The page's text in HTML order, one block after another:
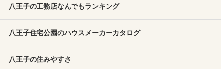
八王子の工務店なんでもランキング
八王子住宅公園のハウスメーカーカタログ
八王子の住みやすさ